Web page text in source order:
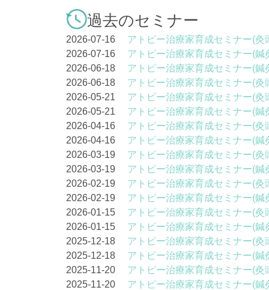
過去のセミナー
2026-07-16 アトピー治療家育成セミナー(灸
2026-07-16 アトピー治療家育成セミナー(鍼
2026-06-18 アトピー治療家育成セミナー(鍼
2026-06-18 アトピー治療家育成セミナー(灸
2026-05-21 アトピー治療家育成セミナー(灸
2026-05-21 アトピー治療家育成セミナー(鍼
2026-04-16 アトピー治療家育成セミナー(灸
2026-04-16 アトピー治療家育成セミナー(鍼
2026-03-19 アトピー治療家育成セミナー(灸
2026-03-19 アトピー治療家育成セミナー(鍼
2026-02-19 アトピー治療家育成セミナー(灸
2026-02-19 アトピー治療家育成セミナー(鍼
2026-01-15 アトピー治療家育成セミナー(灸
2026-01-15 アトピー治療家育成セミナー(鍼
2025-12-18 アトピー治療家育成セミナー(灸
2025-12-18 アトピー治療家育成セミナー(鍼
2025-11-20 アトピー治療家育成セミナー(灸
2025-11-20 アトピー治療家育成セミナー(鍼